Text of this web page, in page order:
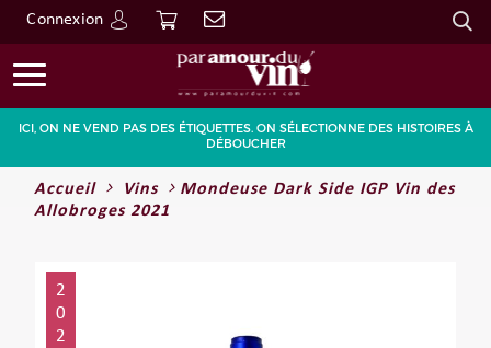
Connexion
Go
ICI, ON NE VEND PAS DES ÉTIQUETTES. ON SÉLECTIONNE DES HISTOIRES À
DÉBOUCHER
Accueil Vins
Mondeuse Dark Side IGP Vin des
Allobroges 2021
2
0
2